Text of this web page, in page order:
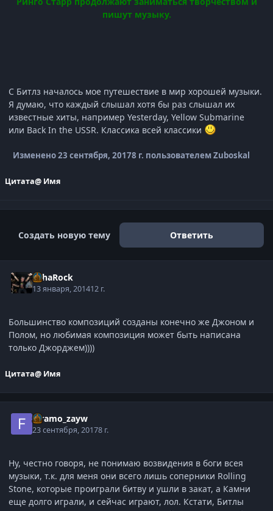
пишут музыку.
С Битлз началось мое путешествие в мир хорошей музыки.
Я думаю, что каждый слышал хотя бы раз слышал их
известные хиты, например Yesterday, Yellow Submarine
или Back In the USSR. Классика всей классики
Изменено23 сентября, 20178 г. пользователем Zuboskal
Цитата@ Имя
Создать новую тему Ответить
SahaRock
13 января, 201412 г.
Большинство композиций созданы конечно же Джоном и
Полом, но любимая композиция может быть написана
только Джорджем))))
Цитата@ Имя
faramo_zayw
23 сентября, 20178 г.
Ну, честно говоря, не понимаю возвидения в боги всея
музыки, т.к. для меня они всего лишь соперники Rolling
Stone, которые проиграли битву и ушли в закат, а Камни
еще долго играли, и сейчас играют, лол. Кстати, Битлы